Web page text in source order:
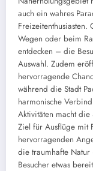
auch ein wahres
Wegen oder beim
entdecken – die
Auswahl. Zudem
hervorragende
während die Stadt
harmonische
Aktivitäten macht die
Ziel für Ausflüge mit
hervorragenden
die traumhafte Natur
Besucher etwas